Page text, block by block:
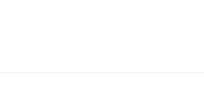
URI!